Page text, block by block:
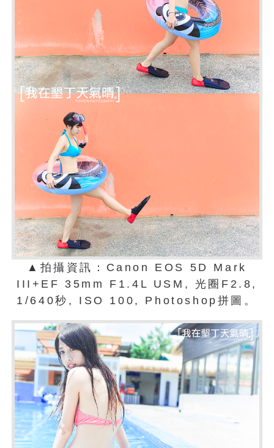
▲拍攝資訊：Canon EOS 5D Mark
III+EF 35mm F1.4L USM, 光圈F2.8,
1/640秒, ISO 100, Photoshop拼圖。